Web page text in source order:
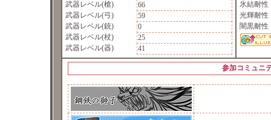
武器レベル(槍)
66
武器レベル(弓)
59
武器レベル(銃)
0
武器レベル(杖)
25
武器レベル(器)
41
氷結耐性
光輝耐性
闇黒耐性
参加コミュニ